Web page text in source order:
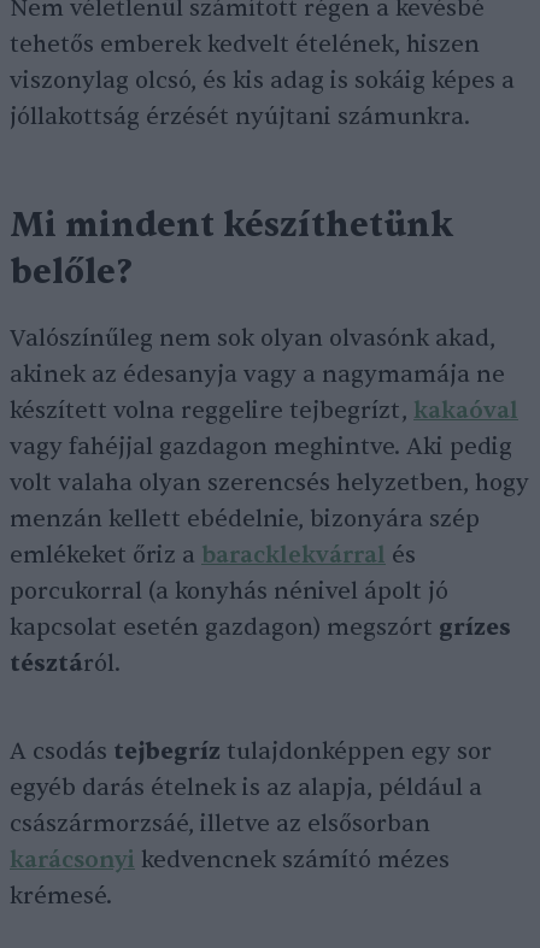
Nem véletlenül számított régen a kevésbé
tehetős emberek kedvelt ételének, hiszen
viszonylag olcsó, és kis adag is sokáig képes a
jóllakottság érzését nyújtani számunkra.
Mi mindent készíthetünk
belőle?
Valószínűleg nem sok olyan olvasónk akad,
akinek az édesanyja vagy a nagymamája ne
készített volna reggelire tejbegrízt, kakaóval
vagy fahéjjal gazdagon meghintve. Aki pedig
volt valaha olyan szerencsés helyzetben, hogy
menzán kellett ebédelnie, bizonyára szép
emlékeket őriz a baracklekvárral és
porcukorral (a konyhás nénivel ápolt jó
kapcsolat esetén gazdagon) megszórt grízes
tésztáról.
A csodás tejbegríz tulajdonképpen egy sor
egyéb darás ételnek is az alapja, például a
császármorzsáé, illetve az elsősorban
karácsonyi kedvencnek számító mézes
krémesé.